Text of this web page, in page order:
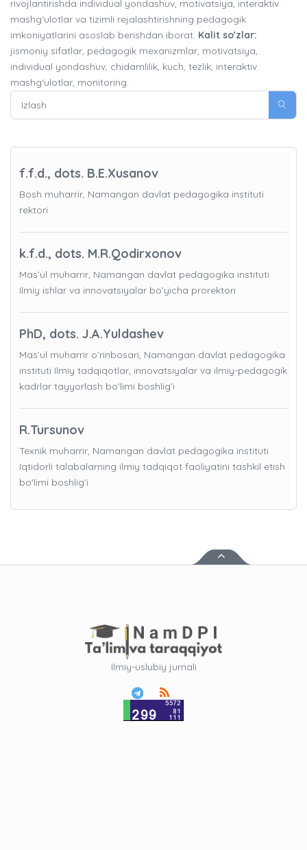
rivojlantirishda individual yondashuv, motivatsiya, interaktiv
mashg‘ulotlar va tizimli rejalashtirishning pedagogik
imkoniyatlarini asoslab berishdan iborat. Kalit so'zlar:
jismoniy sifatlar, pedagogik mexanizmlar, motivatsiya,
individual yondashuv, chidamlilik, kuch, tezlik, interaktiv
mashg‘ulotlar, monitoring.
f.f.d., dots. B.E.Xusanov
Bosh muharrir, Namangan davlat pedagogika instituti
rektori
k.f.d., dots. M.R.Qodirxonov
Mas’ul muharrir, Namangan davlat pedagogika instituti
Ilmiy ishlar va innovatsiyalar bo’yicha prorektori
PhD, dots. J.A.Yuldashev
Mas’ul muharrir o’rinbosari, Namangan davlat pedagogika
instituti Ilmiy tadqiqotlar, innovatsiyalar va ilmiy-pedagogik
kadrlar tayyorlash bo'limi boshlig’i
R.Tursunov
Texnik muharrir, Namangan davlat pedagogika instituti
Iqtidorli talabalarning ilmiy tadqiqot faoliyatini tashkil etish
bo'limi boshlig’i
Ilmiy-uslubiy jurnali